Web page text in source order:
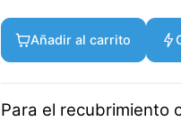
Añadir al carrito
Para el recubrimiento